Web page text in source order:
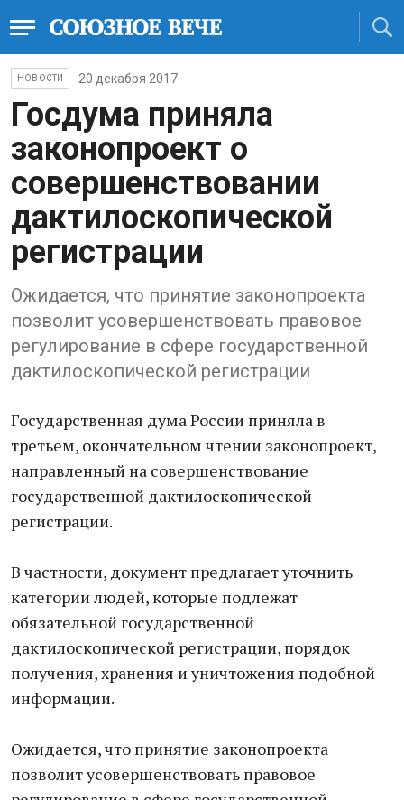
НОВОСТИ 20 декабря 2017
Госдума приняла
законопроект о
совершенствовании
дактилоскопической
регистрации
Ожидается, что принятие законопроекта
позволит усовершенствовать правовое
регулирование в сфере государственной
дактилоскопической регистрации
Государственная дума России приняла в
третьем, окончательном чтении законопроект,
направленный на совершенствование
государственной дактилоскопической
регистрации.
В частности, документ предлагает уточнить
категории людей, которые подлежат
обязательной государственной
дактилоскопической регистрации, порядок
получения, хранения и уничтожения подобной
информации.
Ожидается, что принятие законопроекта
позволит усовершенствовать правовое